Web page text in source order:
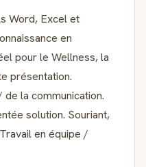
Word, Excel et
en
pour le Wellness, la
présentation.
la communication.
solution. Souriant,
en équipe /